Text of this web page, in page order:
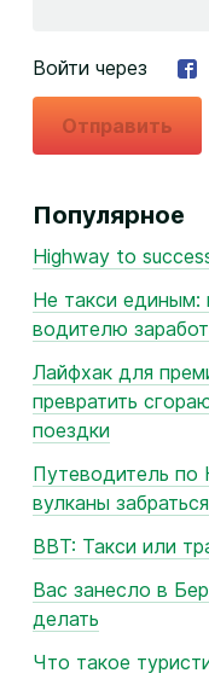
Войти через
Отправить
Популярное
Highway to
Не такси единым:
водителю
Лайфхак для
превратить
поездки
Путеводитель по
вулканы
BBT: Такси или
Вас занесло в
делать
Что такое